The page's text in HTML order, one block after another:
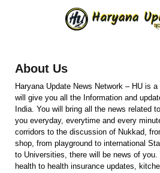
About Us
Haryana Update News Network – HU is
will give you all the Information and
India. You will bring all the news related
you everyday, everytime and every
corridors to the discussion of Nukkad,
shop, from playground to international
to Universities, there will be news of you.
health to health insurance updates,